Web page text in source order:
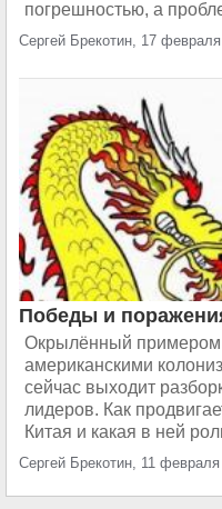
погрешностью, а
Сергей Брекотин, 17
Победы и
Окрылённый примером
американскими
сейчас выходит
лидеров. Как
Китая и какая в ней
Сергей Брекотин, 11